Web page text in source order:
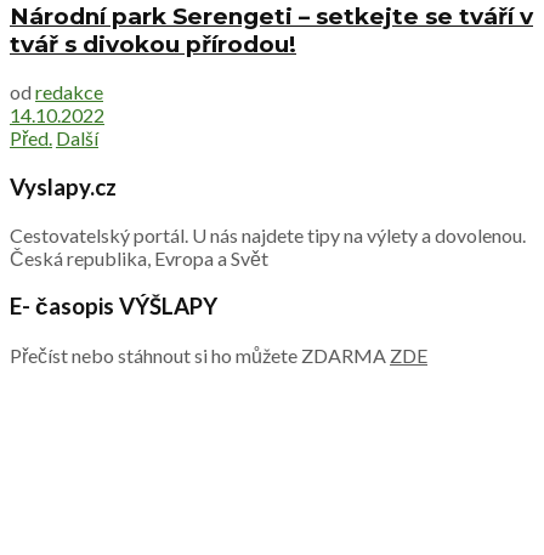
Národní park Serengeti – setkejte se tváří v
tvář s divokou přírodou!
od redakce
14.10.2022
Před. Další
Vyslapy.cz
Cestovatelský portál. U nás najdete tipy na výlety a dovolenou.
Česká republika, Evropa a Svět
E- časopis VÝŠLAPY
Přečíst nebo stáhnout si ho můžete ZDARMA ZDE